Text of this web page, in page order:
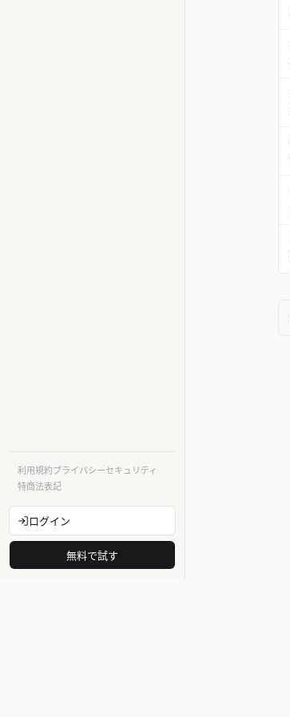
利用規約プライバシーセキュリティ
特商法表記
ログイン
無料で試す